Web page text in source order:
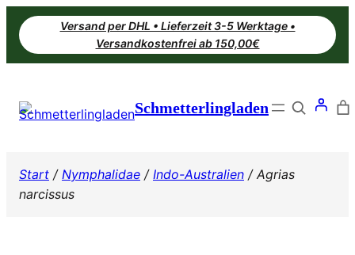
Zum
Inhalt
springen
Versand per DHL • Lieferzeit 3-5 Werktage •
Versandkostenfrei ab 150,00€
Schmetterlingladen Search
Start / Nymphalidae / Indo-Australien / Agrias
narcissus